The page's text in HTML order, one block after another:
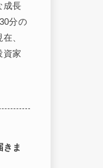
成長
分の
、
資家
ま